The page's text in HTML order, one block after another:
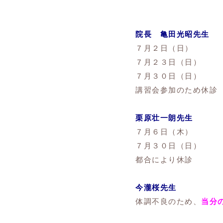
院長 亀田光昭先生
７月２日（日）
７月２３日（日）
７月３０日（日）
講習会参加のため休診
栗原壮一朗先生
７月６日（木）
７月３０日（日）
都合により休診
今瀧桜先生
体調不良のため、 当分